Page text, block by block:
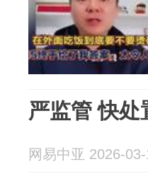
严监管 快
网易中亚 2026-